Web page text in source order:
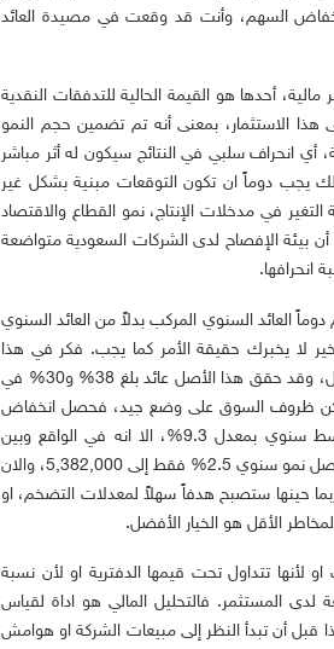
السهم، وأنت قد وقعت في مصيدة العائد
أحدها هو القيمة الحالية للتدفقات النقدية
هذا الاستثمار، بمعنى أنه تم تضمين حجم النمو
أي انحراف سلبي في النتائج سيكون له أثر مباشر
يجب دوماً ان تكون التوقعات مبنية بشكل غير
في مدخلات الإنتاج، نمو القطاع والاقتصاد
بيئة الإفصاح لدى الشركات السعودية متواضعة
انحرافها.
العائد السنوي المركب بدلاً من العائد السنوي
لا يخبرك حقيقة الأمر كما يجب. فكر في هذا
المثال: لنفترض أن مبلغ 5,000,000 ريال هو قيمة أحد الأصول، وقد حقق هذا الأصل عائد بلغ 38% و30% في
في العام الثالث لم تكن ظروف السوق على وضع جيد، فحصل انخفاض
بلغ (40%)، نعم في المثال أعلاه قد حقق الأصل عائد متوسط سنوي بمعدل 9.3%، الا انه في الواقع وبين
السطور وحين استخدام العائد المركب (الهندسي)، فقد حقق الأصل نمو سنوي 2.5% فقط إلى 5,382,000، والان
حينها ستصبح هدفاً سهلاً لمعدلات التضخم، او
الأقل هو الخيار الأفضل.
لأنها تتداول تحت قيمها الدفترية او لأن نسبة
لدى المستثمر. فالتحليل المالي هو اداة لقياس
أن تبدأ النظر إلى مبيعات الشركة او هوامش